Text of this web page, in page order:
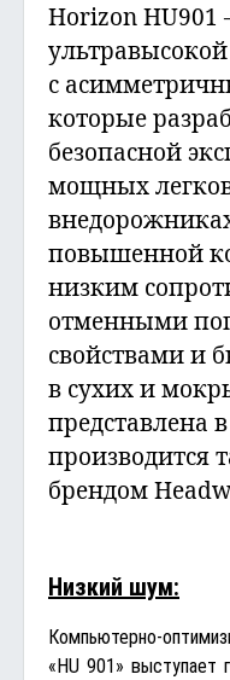
Horizon HU901
с
которые
безопасной
мощных
повышенной
низким
отменными
свойствами и
в сухих и
представлена
производится
брендом
Низкий шум:
Компьютерно-
«HU 901» выступает